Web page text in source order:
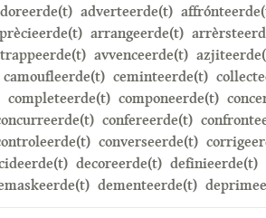
adverteerde(t)
arrangeerde(t)
avvenceerde(t)
camoufleerde(t) ceminteerde(t)
completeerde(t) componeerde(t)
confereerde(t)
converseerde(t)
decoreerde(t) definieerde(t)
dementeerde(t)